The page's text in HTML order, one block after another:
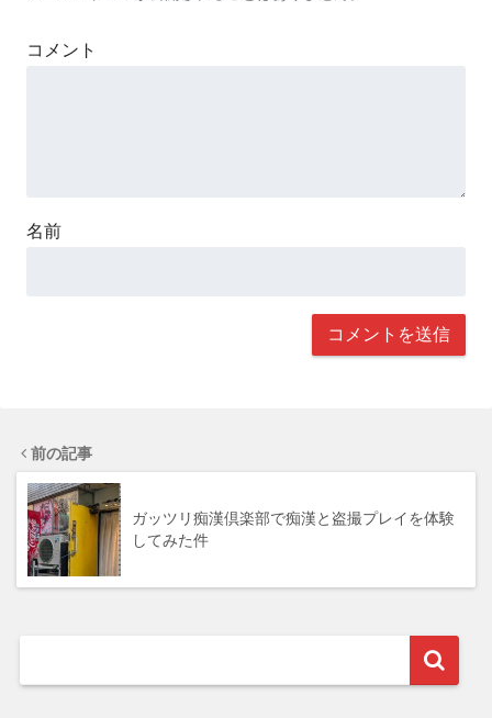
コメント
名前
前の記事
ガッツリ痴漢倶楽部で痴漢と盗撮プレイを体験
してみた件